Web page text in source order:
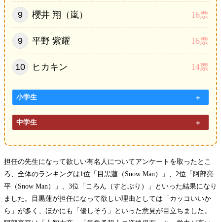
櫻井 翔（嵐） 16票
平野 紫耀 16票
ヒカキン 14票
小学生
中学生
担任の先生になって欲しい有名人についてアンケートを取ったとこ
ろ、全体のランキングは1位「目黒蓮（Snow Man）」、2位「阿部亮
平（Snow Man）」、3位「ころん（すとぷり）」といった結果になり
ました。目黒蓮が担任になって欲しい理由としては「カッコいいか
ら」が多く、ほかにも「優しそう」といった意見が目立ちました。